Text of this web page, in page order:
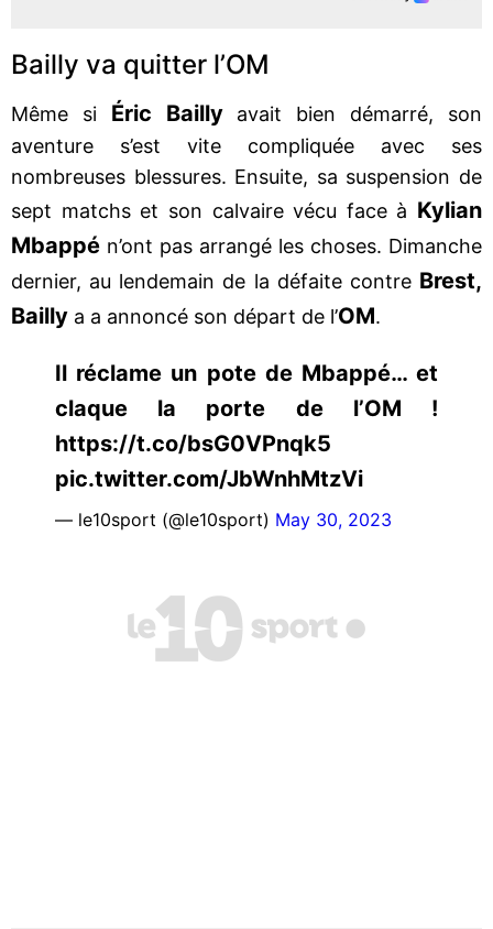
Bailly va quitter l’OM
Même si Éric Baillyavait bien démarré, son
aventure s’est vite compliquée avec ses
nombreuses blessures. Ensuite, sa suspension de
sept matchs et son calvaire vécu face à Kylian
Mbappé n’ont pas arrangé les choses. Dimanche
dernier, au lendemain de la défaite contre Brest,
Bailly a a annoncé son départ de l’OM.
Il réclame un pote de Mbappé… et
claque la porte de l’OM !
https://t.co/bsG0VPnqk5
pic.twitter.com/JbWnhMtzVi
— le10sport (@le10sport) May 30, 2023